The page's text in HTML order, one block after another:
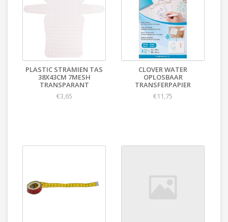
PLASTIC STRAMIEN TAS
38X43CM 7MESH
TRANSPARANT
€3,65
CLOVER WATER
OPLOSBAAR
TRANSFERPAPIER
€11,75